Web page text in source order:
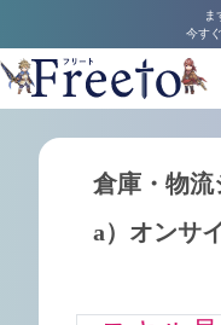
ま
今す
倉庫・物流
a）オンサ